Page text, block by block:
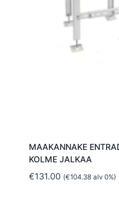
MAAKANNAKE
KOLME JALKAA
€131.00 (€104.38alv 0%)